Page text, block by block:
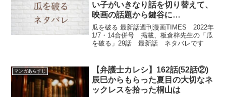
い子がいきなり話を切り替えて、
映画の話題から鍵谷に…
瓜を破る 最新話週刊漫画TIMES 2022年
1/7・14合併号 掲載、板倉梓先生の「瓜
を破る」29話 最新話 ネタバレです
マンガあらすじ
【弁護士カレシ】162話(52話②)
辰巳からもらった夏目の大切なネ
ックレスを拾った桐山は